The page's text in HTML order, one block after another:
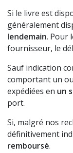
Si le livre est
généralement
lendemain. Pour
fournisseur, le
Sauf indication
comportant un
expédiées en un
port.
Si, malgré nos
définitivement
remboursé.